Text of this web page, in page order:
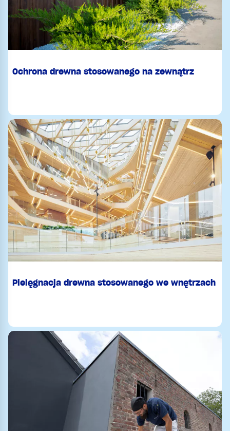
Ochrona drewna stosowanego na zewnątrz
Pielęgnacja drewna stosowanego we wnętrzach